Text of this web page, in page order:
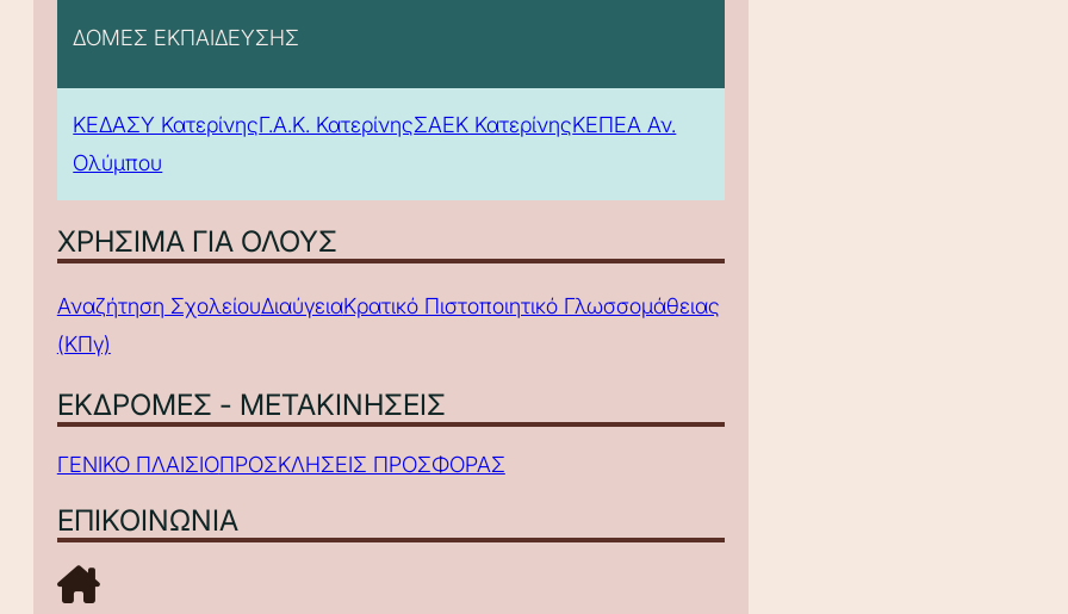
ΔΟΜΕΣ ΕΚΠΑΙΔΕΥΣΗΣ
ΚΕΔΑΣΥ ΚατερίνηςΓ.Α.Κ. ΚατερίνηςΣΑΕΚ ΚατερίνηςΚΕΠΕΑ Αν.
Ολύμπου
ΧΡΗΣΙΜΑ ΓΙΑ ΟΛΟΥΣ
Αναζήτηση ΣχολείουΔιαύγειαΚρατικό Πιστοποιητικό Γλωσσομάθειας
(ΚΠγ)
ΕΚΔΡΟΜΕΣ - ΜΕΤΑΚΙΝΗΣΕΙΣ
ΓΕΝΙΚΟ ΠΛΑΙΣΙΟΠΡΟΣΚΛΗΣΕΙΣ ΠΡΟΣΦΟΡΑΣ
ΕΠΙΚΟΙΝΩΝΙΑ